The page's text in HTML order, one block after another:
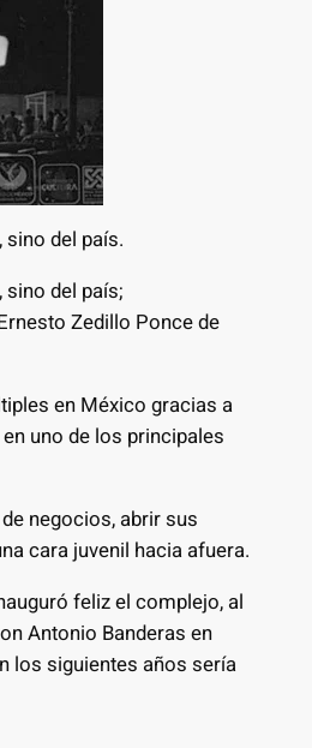
del país.
del país;
Zedillo Ponce de
en México gracias a
uno de los principales
negocios, abrir sus
cara juvenil hacia afuera.
feliz el complejo, al
Antonio Banderas en
los siguientes años sería